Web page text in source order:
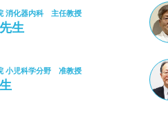
消化器内科 主任教授
生
小児科学分野 准教授